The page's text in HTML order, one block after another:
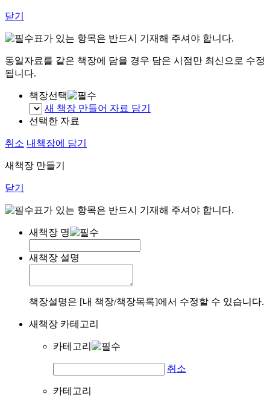
닫기
표가 있는 항목은 반드시 기재해 주셔야 합니다.
동일자료를 같은 책장에 담을 경우 담은 시점만 최신으로 수정
됩니다.
책장선택
새 책장 만들어 자료 담기
선택한 자료
취소 내책장에 담기
새책장 만들기
닫기
표가 있는 항목은 반드시 기재해 주셔야 합니다.
새책장 명
새책장 설명
책장설명은 [내 책장/책장목록]에서 수정할 수 있습니다.
새책장 카테고리
카테고리
취소
카테고리